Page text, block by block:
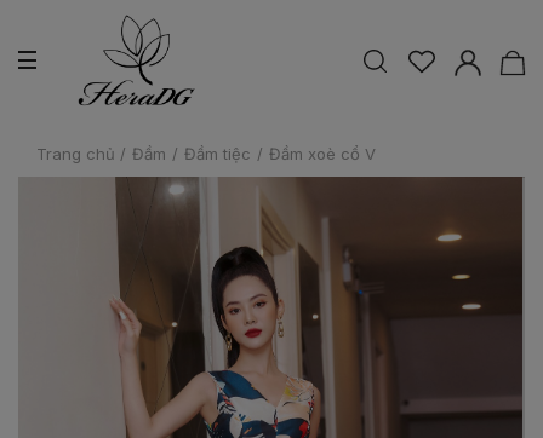
Trang chủ / Đầm / Đầm tiệc / Đầm xoè cổ V